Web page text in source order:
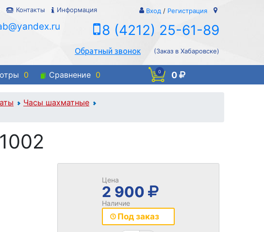
Контакты Информация Вход / Регистрация
8 (4212) 25-61-89
Обратный звонок (Заказ в Хабаровске)
0 Сравнение 0 0 0
Часы шахматные
Цена
2 900
Наличие
Под заказ